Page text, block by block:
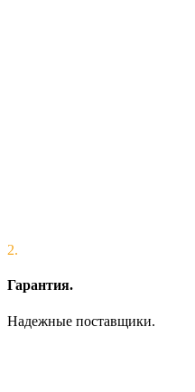
2.
Гарантия.
Надежные поставщики.